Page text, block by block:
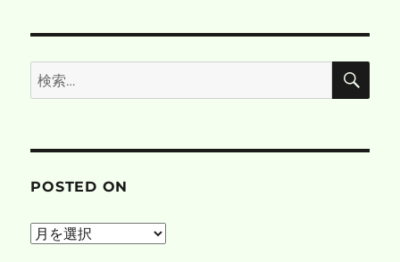
検
索:
検
POSTED ON
posted